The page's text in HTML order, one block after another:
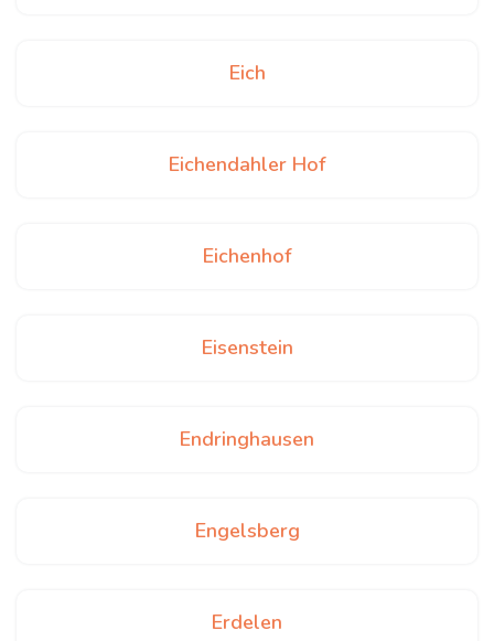
Eich
Eichendahler Hof
Eichenhof
Eisenstein
Endringhausen
Engelsberg
Erdelen